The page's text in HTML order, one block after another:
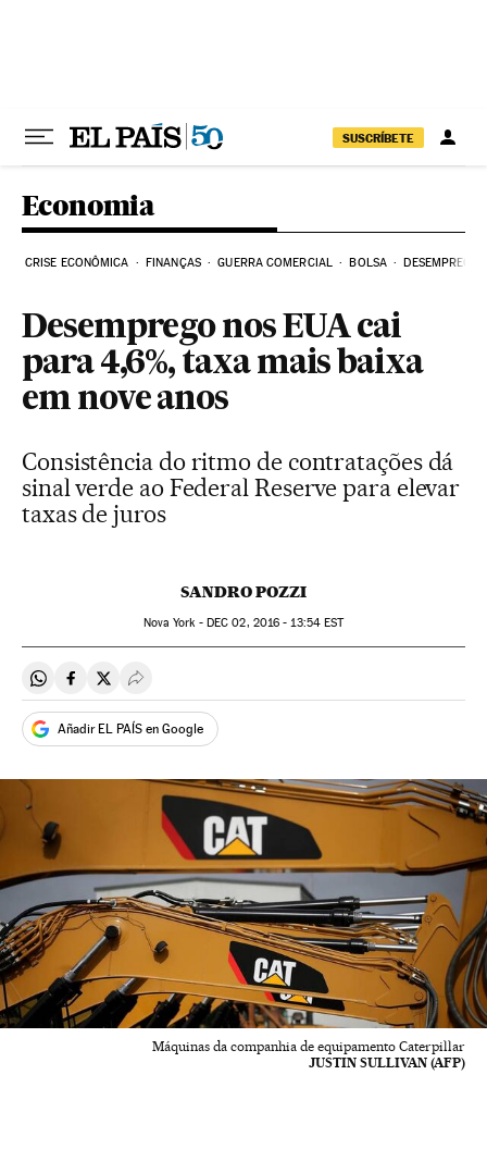
SUSCRÍBETE
Economia
CRISE ECONÔMICA FINANÇAS GUERRA COMERCIAL BOLSA DESEMPREGO
Desemprego nos EUA cai
para 4,6%, taxa mais baixa
em nove anos
Consistência do ritmo de contratações dá
sinal verde ao Federal Reserve para elevar
taxas de juros
SANDRO POZZI
Nova York - DEC 02, 2016 - 13:54EST
Compartir en Whatsapp
Compartir en Facebook
Compartir en Twitter
Desplegar Redes Sociales
Añadir EL PAÍS en Google
Máquinas da companhia de equipamento Caterpillar
JUSTIN SULLIVAN (AFP)